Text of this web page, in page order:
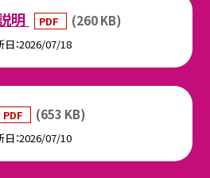
明 PDF (260 KB)
日 2026/07/18
PDF (653 KB)
日 2026/07/10